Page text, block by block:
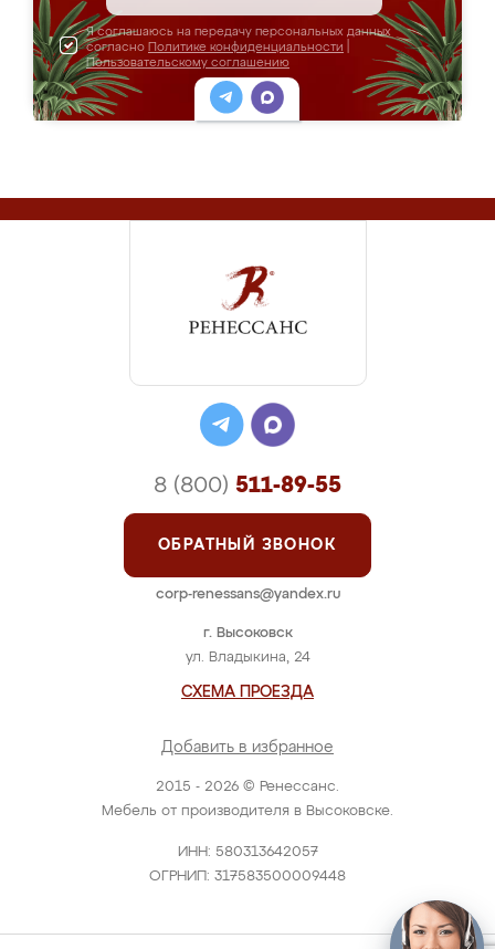
Я соглашаюсь на передачу персональных данных
согласно Политике конфиденциальности
Пользовательскому соглашению
2015 - 2026 © Ренессанс.
Мебель от производителя в Высоковске.
ИНН: 580313642057
ОГРНИП: 317583500009448
г. Высоковск
ул. Владыкина, 24
СХЕМА ПРОЕЗДА
Добавить в избранное
8 (800) 511-89-55
ОБРАТНЫЙ ЗВОНОК
corp-renessans@yandex.ru